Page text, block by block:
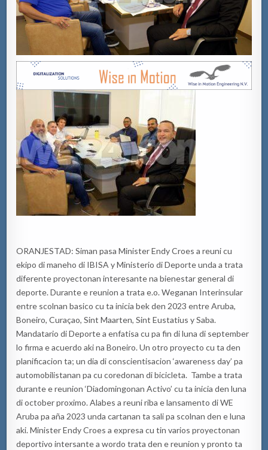
ORANJESTAD: Siman pasa Minister Endy Croes a reuni cu
ekipo di maneho di IBISA y Ministerio di Deporte unda a trata
diferente proyectonan interesante na bienestar general di
deporte. Durante e reunion a trata e.o. Weganan Interinsular
entre scolnan basico cu ta inicia bek den 2023 entre Aruba,
Boneiro, Curaçao, Sint Maarten, Sint Eustatius y Saba.
Mandatario di Deporte a enfatisa cu pa fin di luna di september
lo firma e acuerdo aki na Boneiro. Un otro proyecto cu ta den
planificacion ta; un dia di conscientisacion ‘awareness day’ pa
automobilistanan pa cu coredonan di bicicleta. Tambe a trata
durante e reunion ‘Diadomingonan Activo’ cu ta inicia den luna
di october proximo. Alabes a reuni riba e lansamento di WE
Aruba pa aña 2023 unda cartanan ta sali pa scolnan den e luna
aki. Minister Endy Croes a expresa cu tin varios proyectonan
deportivo intersante a wordo trata den e reunion y pronto ta